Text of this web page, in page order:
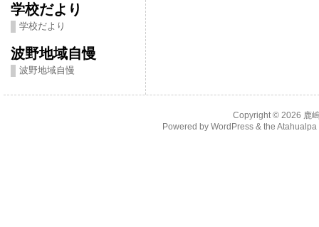
学校だより
学校だより
波野地域自慢
波野地域自慢
Copyright © 2026 鹿
Powered by WordPress& the Atahualpa